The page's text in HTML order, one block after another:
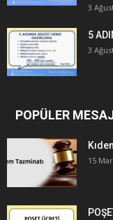
3
5
3
POPÜLER
15